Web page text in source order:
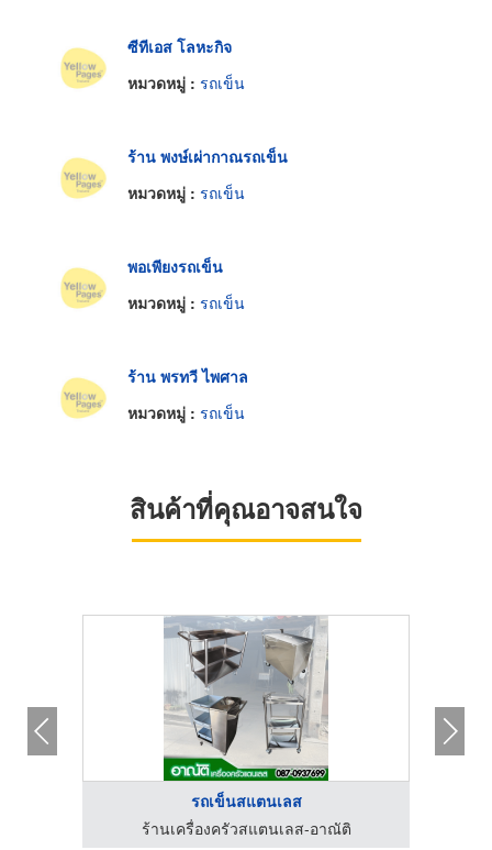
ซีทีเอส โลหะกิจ
หมวดหมู่ : รถเข็น
ร้าน พงษ์เผ่ากาณรถเข็น
หมวดหมู่ : รถเข็น
พอเพียงรถเข็น
หมวดหมู่ : รถเข็น
ร้าน พรทวี ไพศาล
หมวดหมู่ : รถเข็น
สินค้าที่คุณอาจสนใจ
รถเข็นสแตนเลส
ร้านเครื่องครัวสแตนเลส-อาณัติ